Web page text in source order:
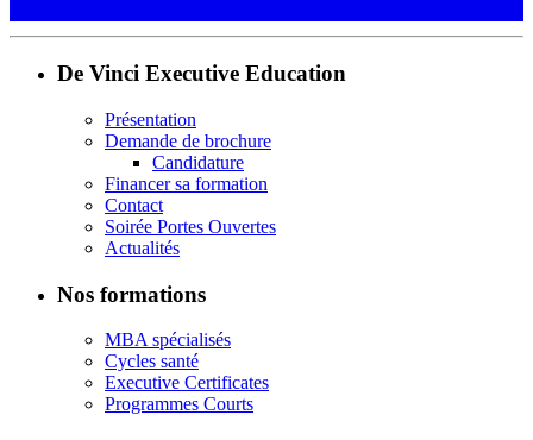
De Vinci Executive Education
Présentation
Demande de brochure
Candidature
Financer sa formation
Contact
Soirée Portes Ouvertes
Actualités
Nos formations
MBA spécialisés
Cycles santé
Executive Certificates
Programmes Courts